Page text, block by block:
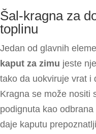
Šal-kragna za
toplinu
Jedan od glavnih
kaput za zimu jeste
tako da uokviruje vrat i
Kragna se može nositi
podignuta kao
daje kaputu